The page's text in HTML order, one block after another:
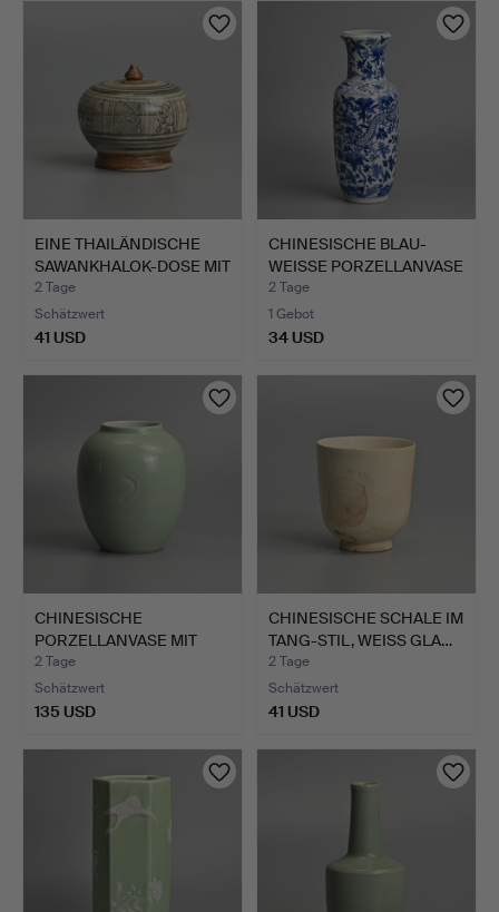
EINE THAILÄNDISCHE
SAWANKHALOK-DOSE MIT
DE…
2 Tage
Schätzwert
41 USD
CHINESISCHE BLAU-
WEISSE PORZELLANVASE
MIT …
2 Tage
1 Gebot
34 USD
CHINESISCHE
PORZELLANVASE MIT
CELADON-GLAS…
2 Tage
Schätzwert
135 USD
CHINESISCHE SCHALE IM
TANG-STIL, WEISS GLA…
2 Tage
Schätzwert
41 USD